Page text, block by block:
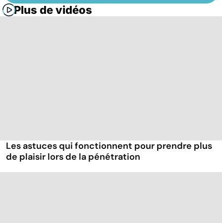
Plus de vidéos
Les astuces qui fonctionnent pour prendre plus
de plaisir lors de la pénétration